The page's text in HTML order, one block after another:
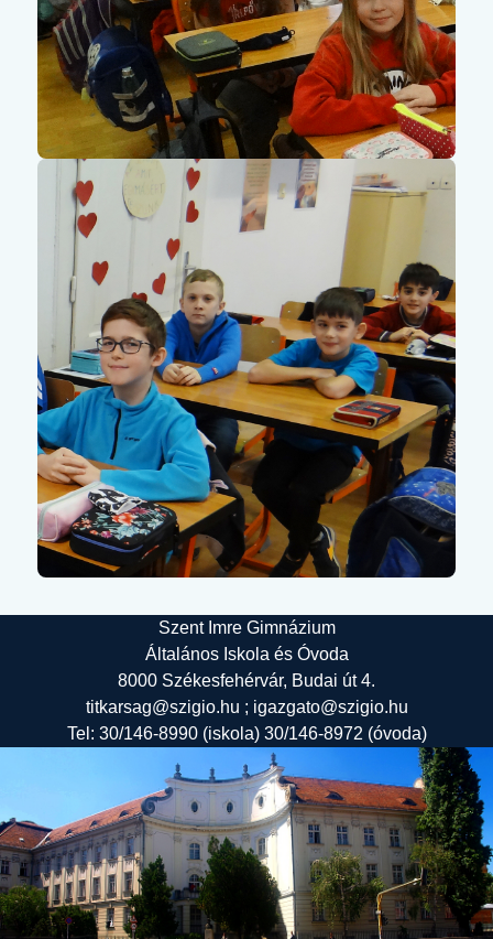
Szent Imre Gimnázium
Általános Iskola és Óvoda
8000 Székesfehérvár, Budai út 4.
titkarsag@szigio.hu ; igazgato@szigio.hu
Tel: 30/146-8990 (iskola) 30/146-8972 (óvoda)